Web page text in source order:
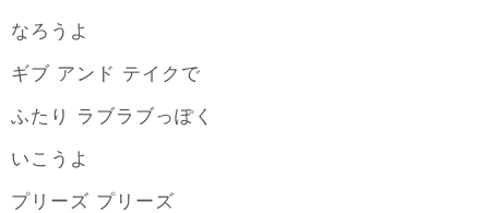
なろうよ
ギブ アンド テイクで
ふたり ラブラブっぽく
いこうよ
プリーズ プリーズ